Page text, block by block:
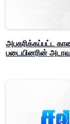
அபகரிக்கப்பட்ட
படையினரின்